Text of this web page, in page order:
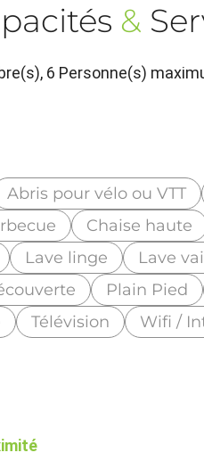
&
6 Personne(s)
Abris pour vélo ou VTT
Chaise haute
Lave linge Lave
Plain Pied
Télévision Wifi /